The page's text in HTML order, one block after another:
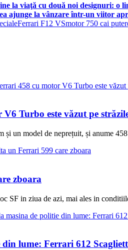
la viaţă cu două noi designuri: o
ajunge la vânzare într-un viitor
Ferrari F12 VSmotor 750 cai
Turbo este văzut pe
un model de neprețuit, și anume
zboara
SF in ziua de azi, mai ales in
lume: Ferrari 612